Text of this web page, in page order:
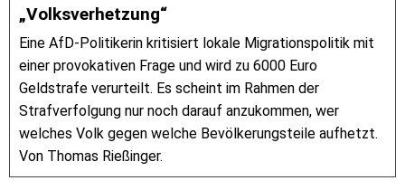
„Volksverhetzung“
Eine AfD-Politikerin kritisiert lokale Migrationspolitik mit
einer provokativen Frage und wird zu 6000 Euro
Geldstrafe verurteilt. Es scheint im Rahmen der
Strafverfolgung nur noch darauf anzukommen, wer
welches Volk gegen welche Bevölkerungsteile aufhetzt.
Von Thomas Rießinger.